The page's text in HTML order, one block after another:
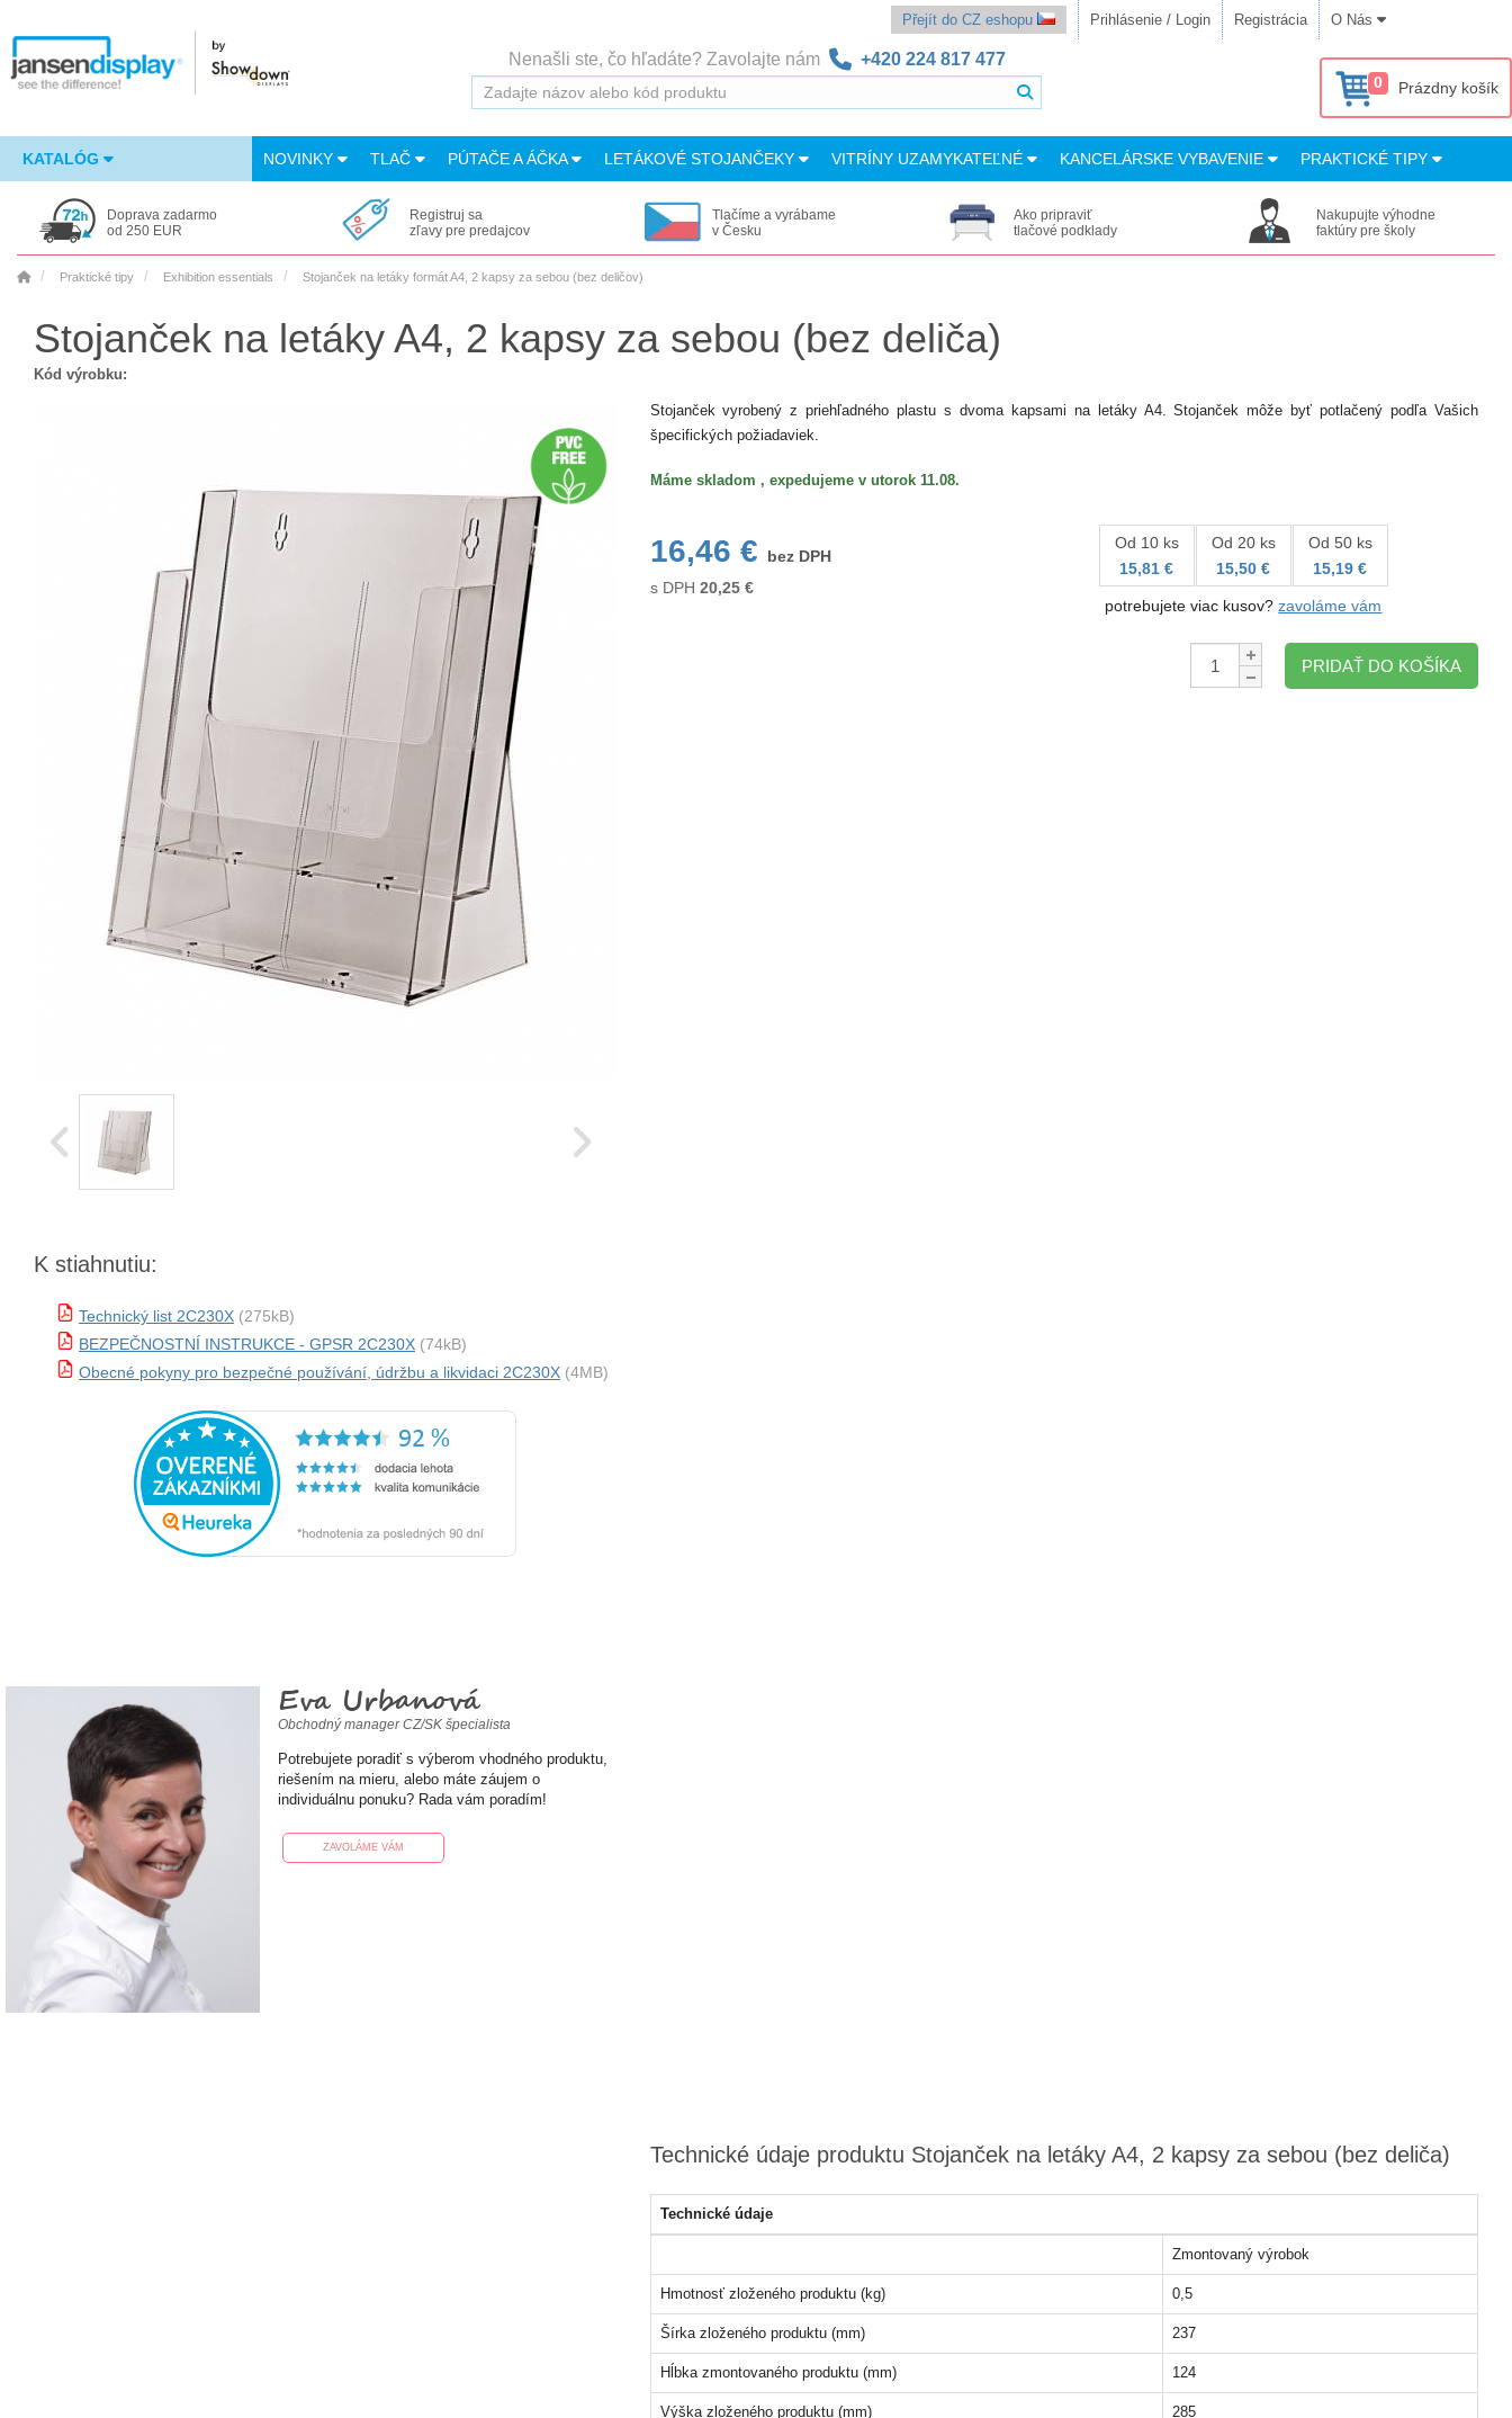
Přejít do CZ eshopu Prihlásenie / Login Registrácia O Nás
Nenašli ste, čo hľadáte? Zavolajte nám +420 224 817 477
0 Prázdny košík
KATALÓG NOVINKY TLAČ PÚTAČE A ÁČKA LETÁKOVÉ STOJANČEKY VITRÍNY UZAMYKATEĽNÉ KANCELÁRSKE VYBAVENIE PRAKTICKÉ TIPY
Doprava zadarmo
od 250 EUR
Registruj sa
zľavy pre predajcov
Tlačíme a vyrábame
v Česku
Ako pripraviť
tlačové podklady
Nakupujte výhodne
faktúry pre školy
Praktické tipy Exhibition essentials Stojanček na letáky formát A4, 2 kapsy za sebou (bez deličov)
Stojanček na letáky A4, 2 kapsy za sebou (bez deliča)
Kód výrobku:
K stiahnutiu:
Technický list 2C230X (275kB)
BEZPEČNOSTNÍ INSTRUKCE - GPSR 2C230X (74kB)
Obecné pokyny pro bezpečné používání, údržbu a likvidaci 2C230X (4MB)
Eva Urbanová
Obchodný manager CZ/SK špecialista
Potrebujete poradiť s výberom vhodného produktu,
riešením na mieru, alebo máte záujem o
individuálnu ponuku? Rada vám poradím!
ZAVOLÁME VÁM
Stojanček vyrobený z priehľadného plastu s dvoma kapsami na letáky A4. Stojanček môže byť potlačený podľa Vašich
špecifických požiadaviek.
Máme skladom , expedujeme v utorok 11.08.
16,46 €
bez DPH
s DPH 20,25€
Od 10 ks
15,81 €
Od 20 ks
15,50 €
Od 50 ks
15,19 €
potrebujete viac kusov?zavoláme vám
Množstvo:
PRIDAŤ DO KOŠÍKA
Technické údaje produktu Stojanček na letáky A4, 2 kapsy za sebou (bez deliča)
Technické údaje
Zmontovaný výrobok
Hmotnosť zloženého produktu (kg) 0,5
Šírka zloženého produktu (mm) 237
Hĺbka zmontovaného produktu (mm) 124
Výška zloženého produktu (mm) 285